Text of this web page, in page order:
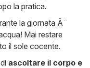
la pratica.
la giornata Ã¨
Mai restare
il sole cocente.
ascoltare il corpo e